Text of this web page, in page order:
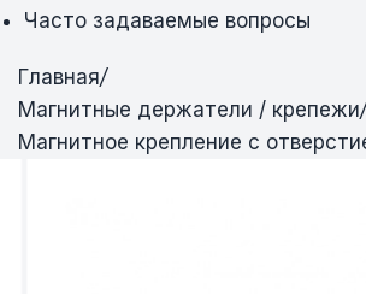
Часто задаваемые вопросы
Главная/
Магнитные держатели / крепежи/
Магнитное крепление с